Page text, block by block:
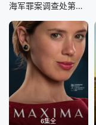
海军罪案调查处第二十三季
6集全